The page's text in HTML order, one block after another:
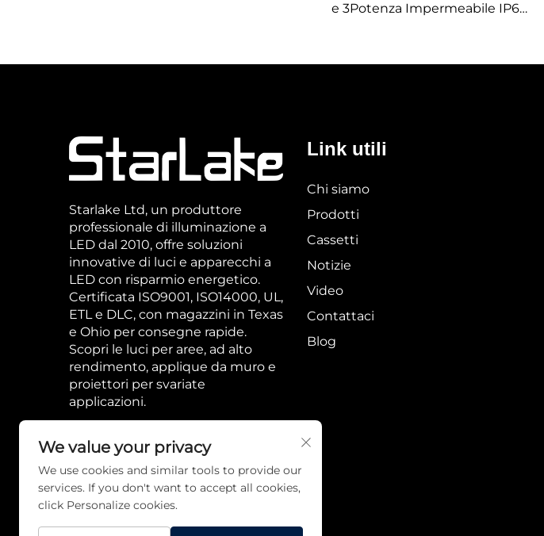
e 3Potenza Impermeabile IP65
Sensore di Movimento
Starlake Ltd, un produttore
professionale di illuminazione a
LED dal 2010, offre soluzioni
innovative di luci e apparecchi a
LED con risparmio energetico.
Certificata ISO9001, ISO14000, UL,
ETL e DLC, con magazzini in Texas
e Ohio per consegne rapide.
Scopri le luci per aree, ad alto
rendimento, applique da muro e
proiettori per svariate
applicazioni.
Link utili
Chi siamo
Prodotti
Cassetti
Notizie
Video
Contattaci
Blog
We value your privacy
We use cookies and similar tools to provide our
services. If you don't want to accept all cookies,
click Personalize cookies.